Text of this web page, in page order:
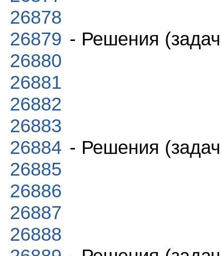
26878
26879 - Решения
26880
26881
26882
26883
26884 - Решения
26885
26886
26887
26888